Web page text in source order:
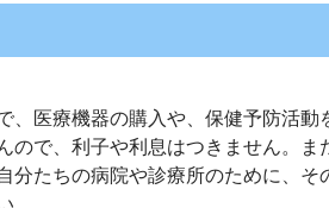
医療機器の購入や、保健予防活動
で、利子や利息はつきません。ま
たちの病院や診療所のために、